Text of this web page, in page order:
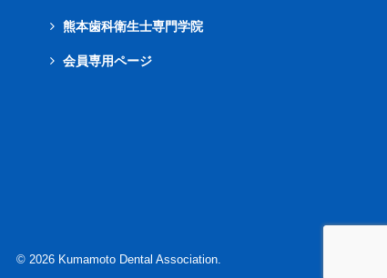
熊本歯科衛生士専門学院
会員専用ページ
© 2026 Kumamoto Dental Association.